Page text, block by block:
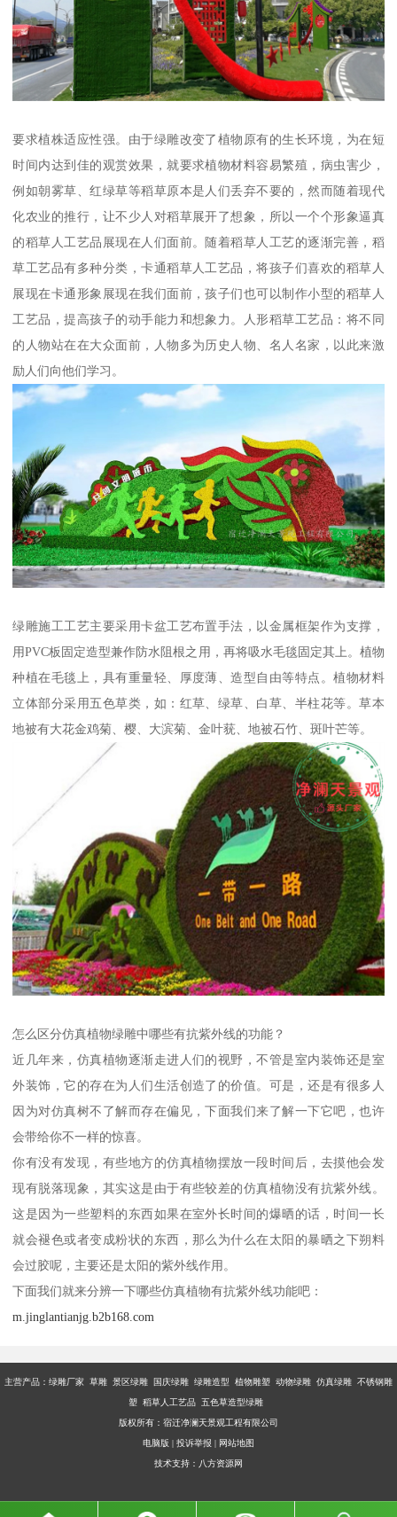
要求植株适应性强。由于绿雕改变了植物原有的生长环境，为在短
时间内达到佳的观赏效果，就要求植物材料容易繁殖，病虫害少，
例如朝雾草、红绿草等稻草原本是人们丢弃不要的，然而随着现代
化农业的推行，让不少人对稻草展开了想象，所以一个个形象逼真
的稻草人工艺品展现在人们面前。随着稻草人工艺的逐渐完善，稻
草工艺品有多种分类，卡通稻草人工艺品，将孩子们喜欢的稻草人
展现在卡通形象展现在我们面前，孩子们也可以制作小型的稻草人
工艺品，提高孩子的动手能力和想象力。人形稻草工艺品：将不同
的人物站在在大众面前，人物多为历史人物、名人名家，以此来激
励人们向他们学习。
绿雕施工工艺主要采用卡盆工艺布置手法，以金属框架作为支撑，
用PVC板固定造型兼作防水阻根之用，再将吸水毛毯固定其上。植物
种植在毛毯上，具有重量轻、厚度薄、造型自由等特点。植物材料
立体部分采用五色草类，如：红草、绿草、白草、半柱花等。草本
地被有大花金鸡菊、樱、大滨菊、金叶莸、地被石竹、斑叶芒等。
怎么区分仿真植物绿雕中哪些有抗紫外线的功能？
近几年来，仿真植物逐渐走进人们的视野，不管是室内装饰还是室
外装饰，它的存在为人们生活创造了的价值。可是，还是有很多人
因为对仿真树不了解而存在偏见，下面我们来了解一下它吧，也许
会带给你不一样的惊喜。
你有没有发现，有些地方的仿真植物摆放一段时间后，去摸他会发
现有脱落现象，其实这是由于有些较差的仿真植物没有抗紫外线。
这是因为一些塑料的东西如果在室外长时间的爆晒的话，时间一长
就会褪色或者变成粉状的东西，那么为什么在太阳的暴晒之下朔料
会过胶呢，主要还是太阳的紫外线作用。
下面我们就来分辨一下哪些仿真植物有抗紫外线功能吧：
m.jinglantianjg.b2b168.com
主营产品： 绿雕厂家 草雕 景区绿雕 国庆绿雕 绿雕造型 植物雕塑 动物绿雕 仿真绿雕 不锈钢雕
塑 稻草人工艺品 五色草造型绿雕
版权所有：宿迁净澜天景观工程有限公司
电脑版 投诉举报 网站地图
技术支持： 八方资源网